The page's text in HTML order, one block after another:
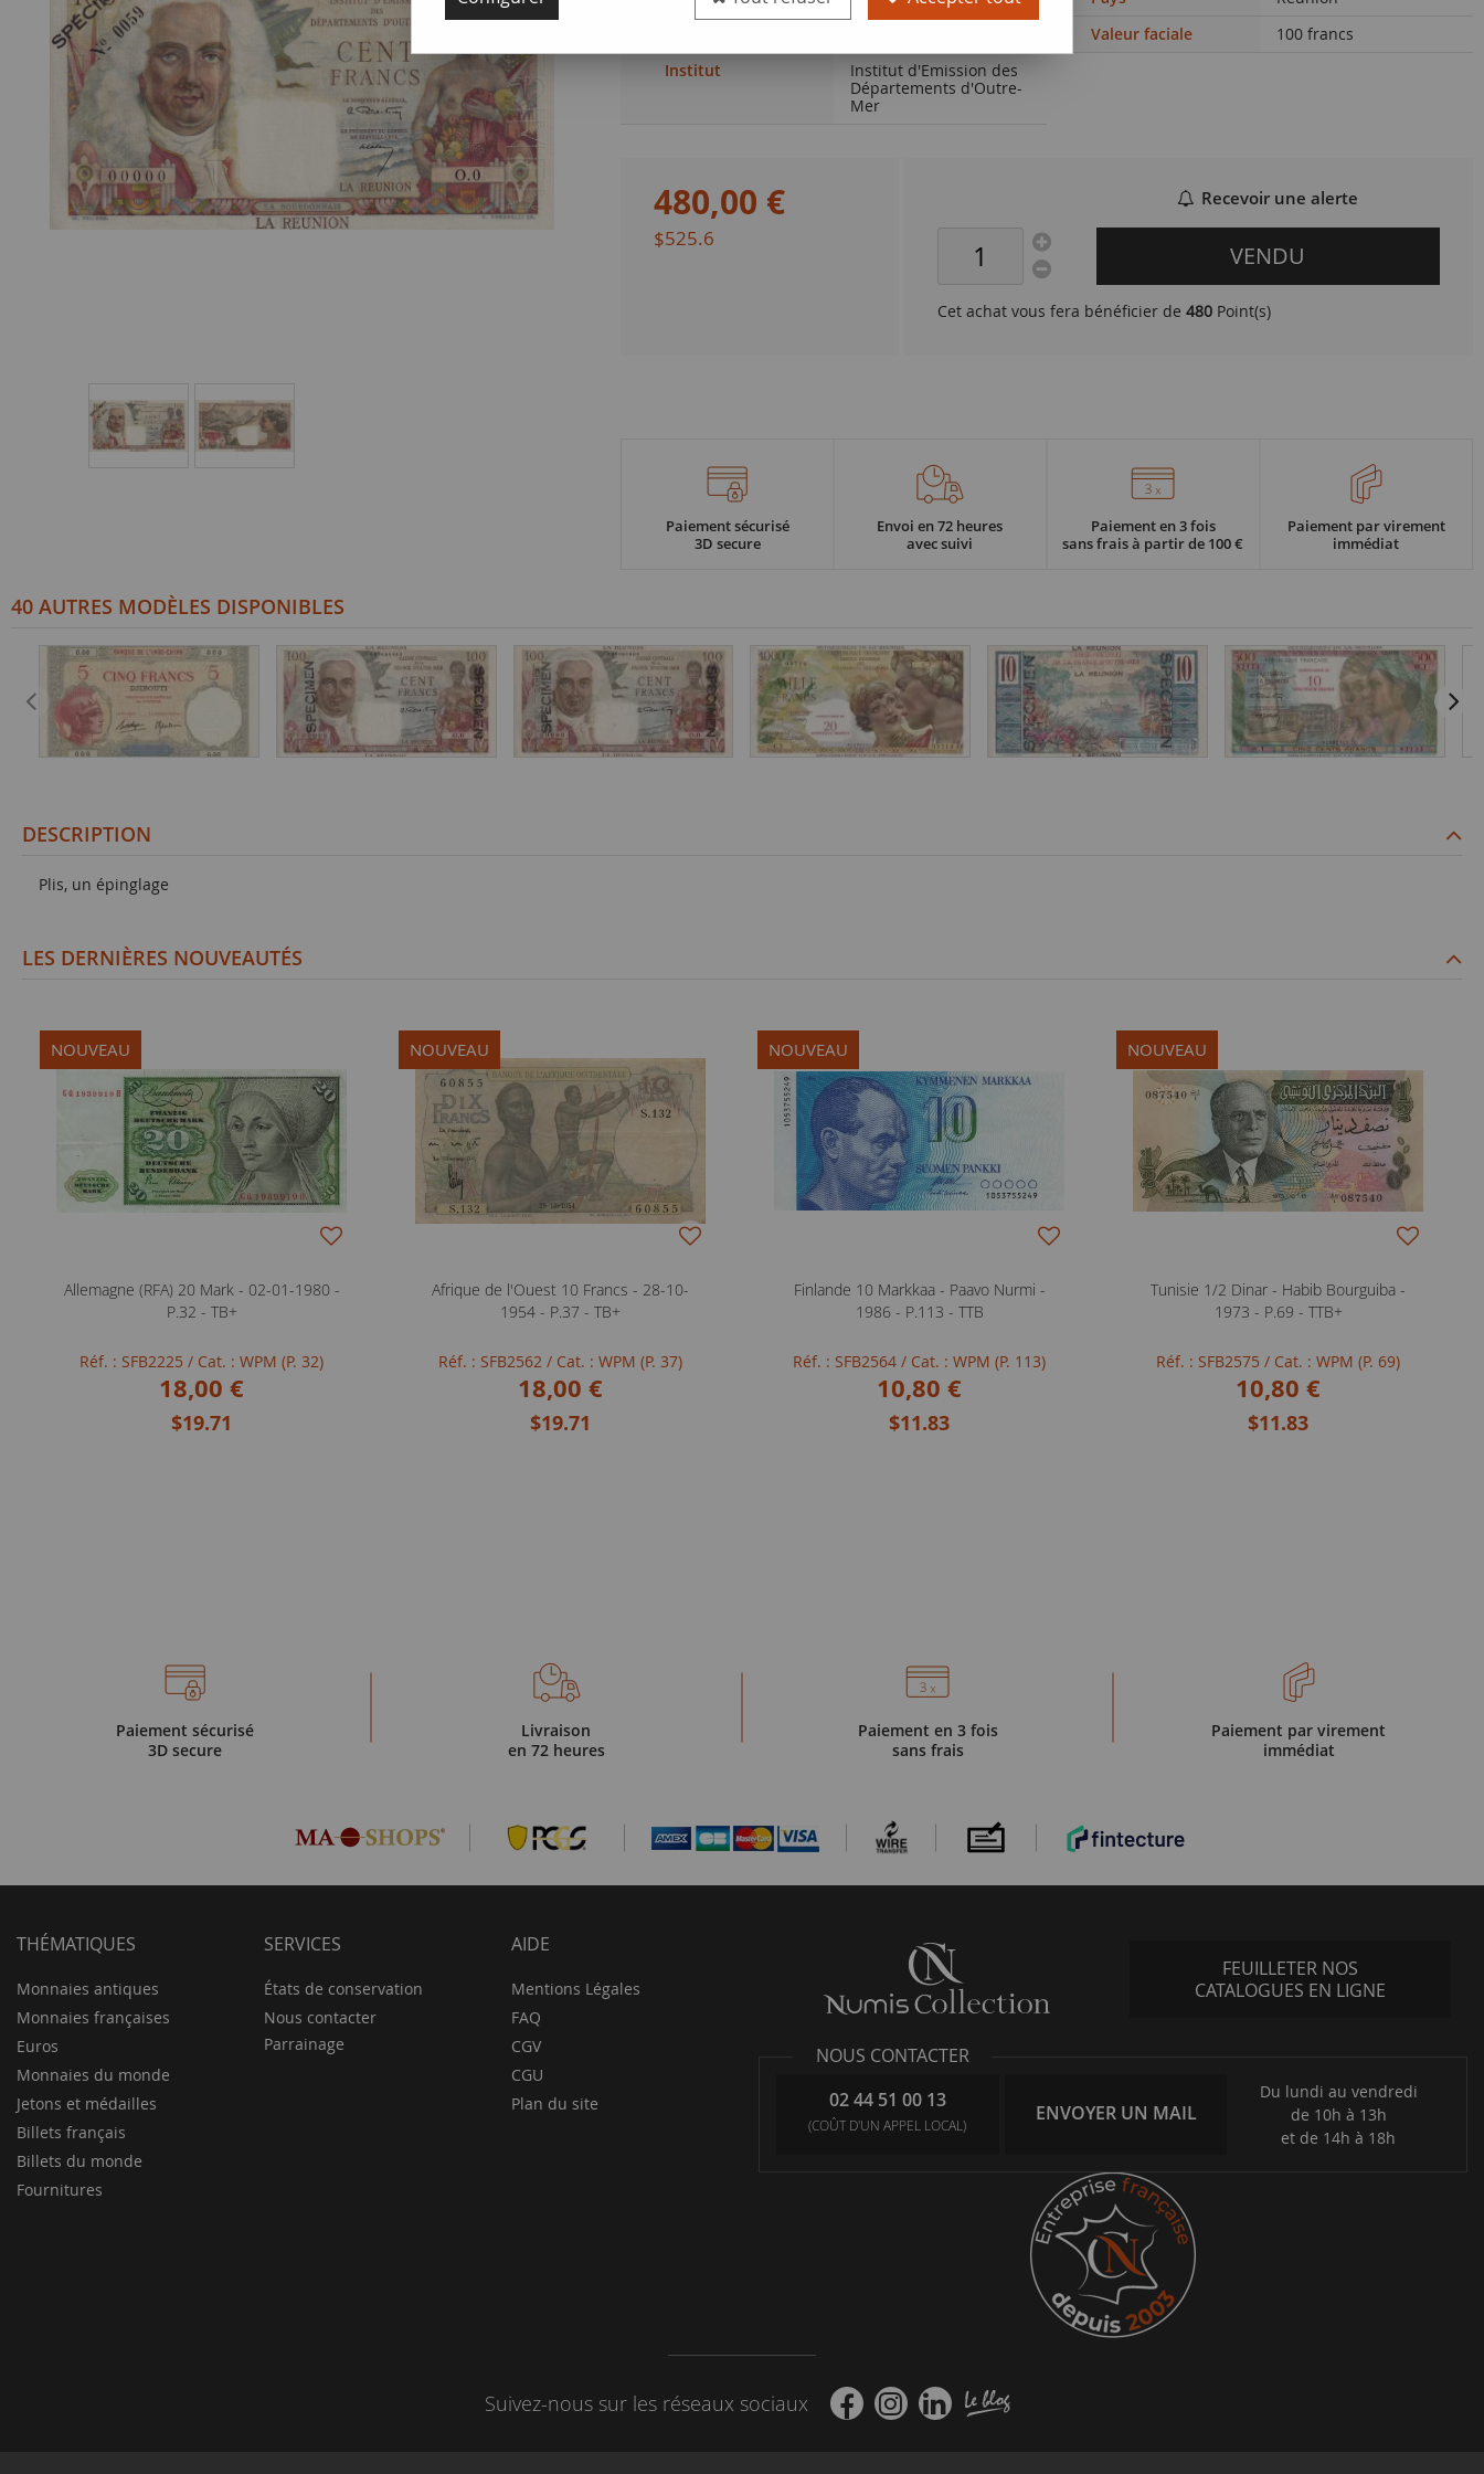
Valeur faciale
100 francs
Institut
Institut d'Emission des
Départements d'Outre-
Mer
480,00 €
$525.6
Recevoir une alerte
VENDU
Cet achat vous fera bénéficier de480 Point(s)
Paiement sécurisé
3D secure
Envoi en 72 heures
avec suivi
Paiement en 3 fois
sans frais à partir de 100 €
Paiement par virement
immédiat
40 AUTRES MODÈLES DISPONIBLES
DESCRIPTION
Plis, un épinglage
LES DERNIÈRES NOUVEAUTÉS
NOUVEAU
Allemagne (RFA) 20 Mark - 02-01-1980 -
P.32 - TB+
Réf. : SFB2225 / Cat. : WPM (P. 32)
18,00 €
$19.71
NOUVEAU
Afrique de l'Ouest 10 Francs - 28-10-
1954 - P.37 - TB+
Réf. : SFB2562 / Cat. : WPM (P. 37)
18,00 €
$19.71
NOUVEAU
Finlande 10 Markkaa - Paavo Nurmi -
1986 - P.113 - TTB
Réf. : SFB2564 / Cat. : WPM (P. 113)
10,80 €
$11.83
NOUVEAU
Tunisie 1/2 Dinar - Habib Bourguiba -
1973 - P.69 - TTB+
Réf. : SFB2575 / Cat. : WPM (P. 69)
10,80 €
$11.83
Paiement sécurisé
3D secure
Livraison
en 72 heures
Paiement en 3 fois
sans frais
Paiement par virement
immédiat
THÉMATIQUES
Monnaies antiques
Monnaies françaises
Euros
Monnaies du monde
Jetons et médailles
Billets français
Billets du monde
Fournitures
SERVICES
États de conservation
Nous contacter
Parrainage
AIDE
Mentions Légales
FAQ
CGV
CGU
Plan du site
FEUILLETER NOS
CATALOGUES EN LIGNE
NOUS CONTACTER
02 44 51 00 13
(COÛT D'UN APPEL LOCAL)
ENVOYER UN MAIL
Du lundi au vendredi
de 10h à 13h
et de 14h à 18h
Suivez-nous sur les réseaux sociaux